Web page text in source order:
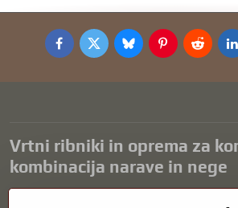
FacebookTwitterBlueskyPinterestReddit
Vrtni ribniki in oprema za
kombinacija narave in nege